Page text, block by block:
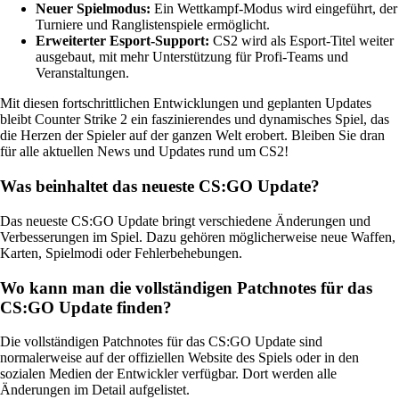
Neuer Spielmodus: Ein Wettkampf-Modus wird eingeführt, der
Turniere und Ranglistenspiele ermöglicht.
Erweiterter Esport-Support: CS2 wird als Esport-Titel weiter
ausgebaut, mit mehr Unterstützung für Profi-Teams und
Veranstaltungen.
Mit diesen fortschrittlichen Entwicklungen und geplanten Updates
bleibt Counter Strike 2 ein faszinierendes und dynamisches Spiel, das
die Herzen der Spieler auf der ganzen Welt erobert. Bleiben Sie dran
für alle aktuellen News und Updates rund um CS2!
Was beinhaltet das neueste CS:GO Update?
Das neueste CS:GO Update bringt verschiedene Änderungen und
Verbesserungen im Spiel. Dazu gehören möglicherweise neue Waffen,
Karten, Spielmodi oder Fehlerbehebungen.
Wo kann man die vollständigen Patchnotes für das
CS:GO Update finden?
Die vollständigen Patchnotes für das CS:GO Update sind
normalerweise auf der offiziellen Website des Spiels oder in den
sozialen Medien der Entwickler verfügbar. Dort werden alle
Änderungen im Detail aufgelistet.